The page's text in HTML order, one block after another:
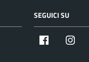
SEGUICI SU
Facebook